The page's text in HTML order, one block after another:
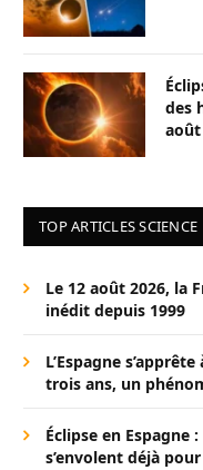
des
août
TOP ARTICLES SCIENCE
Le 12 août 2026, la
inédit depuis 1999
L’Espagne
trois ans, un
Éclipse en
s’envolent déjà